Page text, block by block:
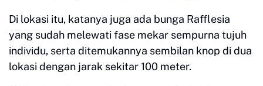
Di lokasi itu, katanya juga ada bunga Rafflesia
yang sudah melewati fase mekar sempurna tujuh
individu, serta ditemukannya sembilan knop di dua
lokasi dengan jarak sekitar 100 meter.